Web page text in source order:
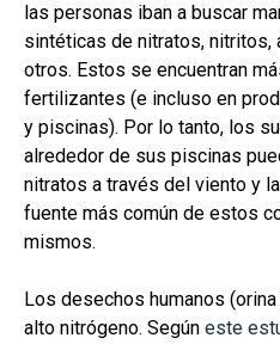
las personas iban a buscar
sintéticas de nitratos, nitritos,
otros. Estos se encuentran
fertilizantes (e incluso en
y piscinas). Por lo tanto, los
alrededor de sus piscinas
nitratos a través del viento y
fuente más común de estos
mismos.
Los desechos humanos
alto nitrógeno. Según este